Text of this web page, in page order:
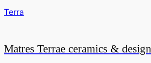
Terra
Matres Terrae ceramics & design